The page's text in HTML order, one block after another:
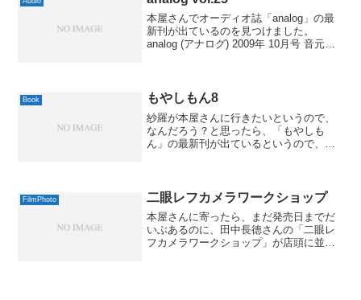
本屋さんでオーディオ誌「analog」の最
新刊が出ているのを見つけました。
analog (アナログ) 2009年 10月号 音元出
Book もやしもん8
紗羅が本屋さんに行きたいというので、
なんだろう？と思ったら、「もやしも
ん」の最新刊が出ているというので、買
が「もやしもん」にハマった...
FilmPhoto 二眼レフカメラワークショップ
本屋さんに寄ったら、まだ発売日までだ
いぶあるのに、田中長徳さんの「二眼レ
フカメラワークショップ」が店頭に並ん